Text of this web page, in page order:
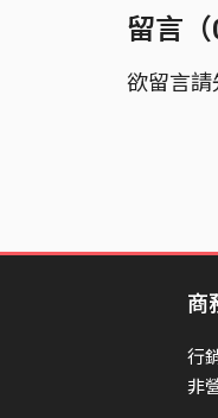
天花板的
他叫我不
慢慢坦然
還 沒決
是誰悄
或許有
先隨手
留言（
欲留言請
商
行
非